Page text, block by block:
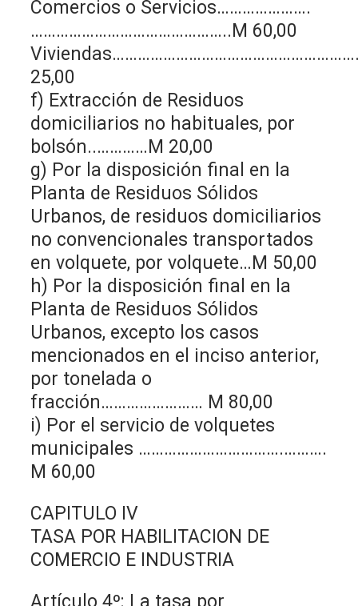
Comercios o Servicios………………….
………………………………………..M 60,00
25,00
f) Extracción de Residuos
domiciliarios no habituales, por
bolsón..…………M 20,00
g) Por la disposición final en la
Planta de Residuos Sólidos
Urbanos, de residuos domiciliarios
no convencionales transportados
en volquete, por volquete…M 50,00
h) Por la disposición final en la
Planta de Residuos Sólidos
Urbanos, excepto los casos
mencionados en el inciso anterior,
por tonelada o
fracción…………………… M 80,00
i) Por el servicio de volquetes
municipales …………………………….……….
M 60,00
CAPITULO IV
TASA POR HABILITACION DE
COMERCIO E INDUSTRIA
Artículo 4º: La tasa por